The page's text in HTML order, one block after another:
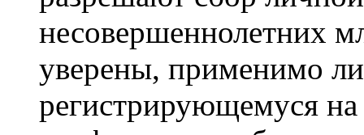
несовершеннолетних
уверены, применимо
регистрирующемуся